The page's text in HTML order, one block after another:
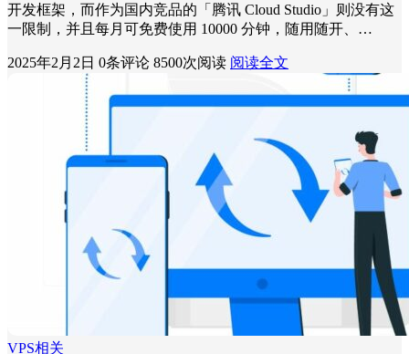
开发框架，而作为国内竞品的「腾讯 Cloud Studio」则没有这
一限制，并且每月可免费使用 10000 分钟，随用随开、…
2025年2月2日 0条评论 8500次阅读 阅读全文
VPS相关